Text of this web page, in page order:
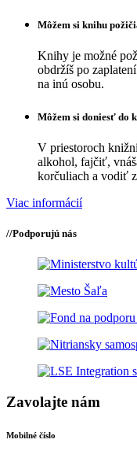
Môžem si knihu
Knihy je možné
obdržíš po
na inú osobu.
Môžem si doniesť do
V priestoroch
alkohol, fajčiť,
korčuliach a vodiť
Viac informácií
//Podporujú nás
Zavolajte nám
Mobilné číslo